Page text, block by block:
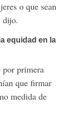
o que sean
dijo.
equidad en la
por primera
que firmar
medida de